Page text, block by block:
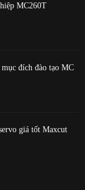
MC260T
đích đào tạo MC
giá tốt Maxcut